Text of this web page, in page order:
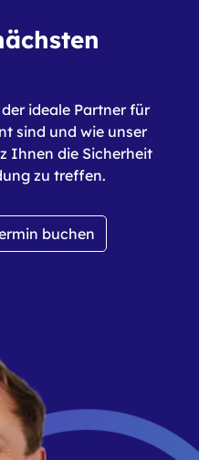
ideale Partner für
sind und wie unser
Ihnen die Sicherheit
zu treffen.
buchen